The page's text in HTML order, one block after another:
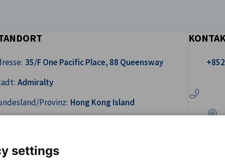
35/F One Pacific Place, 88 Queensway
Admiralty
Provinz: Hong Kong Island
Rufen
In
settings